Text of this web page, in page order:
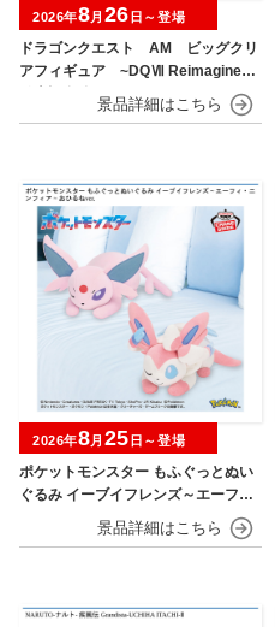
ドラゴンクエスト AM ビッグクリ
アフィギュア ~DQⅦ Reimagined
発売記念編~
2026年8月 26 日～登場
ポケットモンスター もふぐっとぬい
ぐるみ イーブイフレンズ～エーフ
ィ・ニンフィア～おひるねver.
2026年8月 25 日～登場